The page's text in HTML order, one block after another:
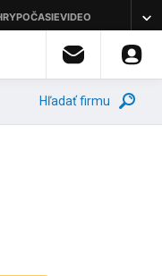
Hľadať firmu